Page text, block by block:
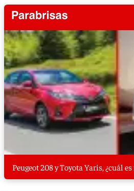
Peugeot 208 y Toyota Yaris, ¿cuál